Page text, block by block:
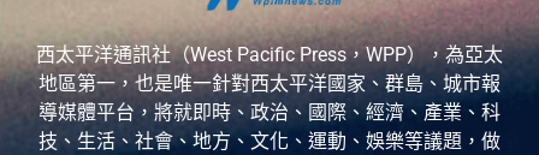
西太平洋通訊社（West Pacific Press，WPP），為亞太
地區第一，也是唯一針對西太平洋國家、群島、城市報
導媒體平台，將就即時、政治、國際、經濟、產業、科
技、生活、社會、地方、文化、運動、娛樂等議題，做